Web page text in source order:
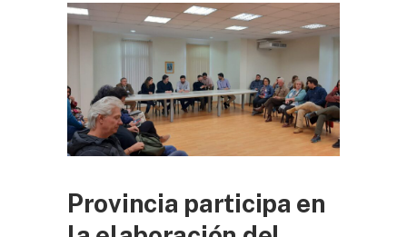
Provincia participa en